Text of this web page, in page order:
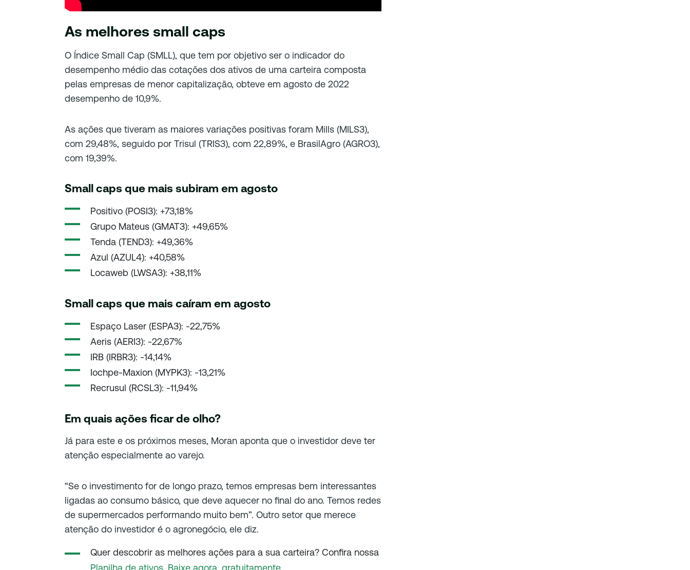
As melhores small caps
O Índice Small Cap (SMLL), que tem por objetivo ser o indicador do
desempenho médio das cotações dos ativos de uma carteira composta
pelas empresas de menor capitalização, obteve em agosto de 2022
desempenho de 10,9%.
As ações que tiveram as maiores variações positivas foram Mills (MILS3),
com 29,48%, seguido por Trisul (TRIS3), com 22,89%, e BrasilAgro (AGRO3),
com 19,39%.
Small caps que mais subiram em agosto
Positivo (POSI3): +73,18%
Grupo Mateus (GMAT3): +49,65%
Tenda (TEND3): +49,36%
Azul (AZUL4): +40,58%
Locaweb (LWSA3): +38,11%
Small caps que mais caíram em agosto
Espaço Laser (ESPA3): -22,75%
Aeris (AERI3): -22,67%
IRB (IRBR3): -14,14%
Iochpe-Maxion (MYPK3): -13,21%
Recrusul (RCSL3): -11,94%
Em quais ações ficar de olho?
Já para este e os próximos meses, Moran aponta que o investidor deve ter
atenção especialmente ao varejo.
“Se o investimento for de longo prazo, temos empresas bem interessantes
ligadas ao consumo básico, que deve aquecer no final do ano. Temos redes
de supermercados performando muito bem”. Outro setor que merece
atenção do investidor é o agronegócio, ele diz.
Quer descobrir as melhores ações para a sua carteira? Confira nossa
Planilha de ativos. Baixe agora, gratuitamente.